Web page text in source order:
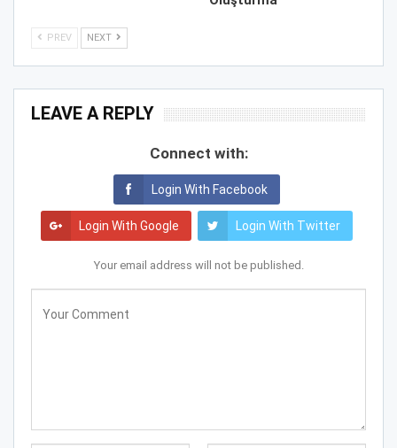
PREV NEXT
LEAVE A REPLY
Connect with:
Login With Facebook
Login With Google Login With Twitter
Your email address will not be published.